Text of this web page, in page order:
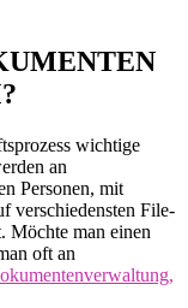
wichtige
an
Personen, mit
verschiedensten File-
Möchte man einen
oft an